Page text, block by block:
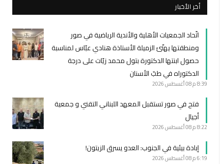
أخر الأخبار
اتّحاد الجمعيات الأهلية والأندية الرياضية في صور
ومنطقتها يهنّئ الزميلة الأستاذة هنادي عبّاس لمناسبة
حصول ابنتها الدكتورة بتول محمد زيّات على درجة
الدكتوراه في طبّ الأسنان
8:39 م 08 أغسطس 2026
فتح في صور تستقبل المعهد اللبناني التقني و جمعية
أجيال
8:22 م 08 أغسطس 2026
إبادة بيئية في الجنوب: العدو يسرق الزيتون!
6:19 م 08 أغسطس 2026